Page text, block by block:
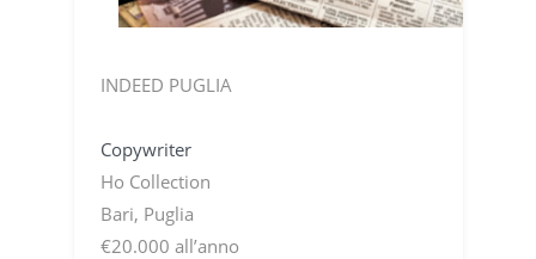
INDEED PUGLIA
Copywriter
Ho Collection
Bari, Puglia
€20.000 all’anno